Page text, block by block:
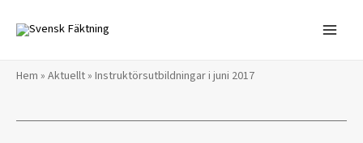
innehåll
Hem » Aktuellt» Instruktörsutbildningar i juni 2017